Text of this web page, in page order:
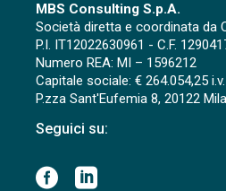
MBS Consulting S.p.A.
Società diretta e coordinata da
P.I. IT12022630961 - C.F.
Numero REA: MI – 1596212
Capitale sociale: € 264.054,25 i.v.
P.zza Sant'Eufemia 8, 20122
Seguici su: